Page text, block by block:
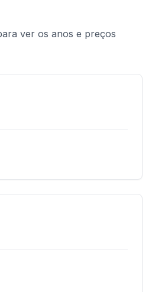
ver os anos e preços